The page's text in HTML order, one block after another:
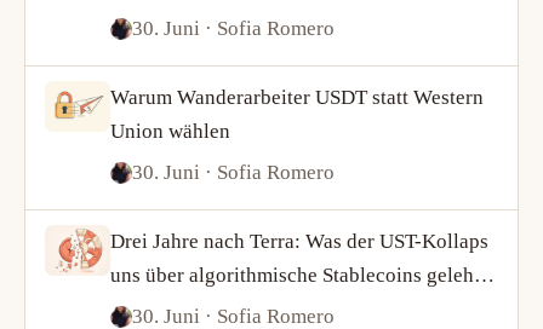
von USDT und USDC über die Krypto-
30. Juni · Sofia Romero
Warum Wanderarbeiter USDT statt Western
Union wählen
30. Juni · Sofia Romero
Drei Jahre nach Terra: Was der UST-Kollaps
uns über algorithmische Stablecoins gelehrt
hat30. Juni · Sofia Romero